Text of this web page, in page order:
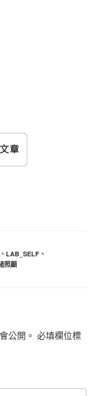
LAB_SELF、
照顧
公開。 必填欄位標